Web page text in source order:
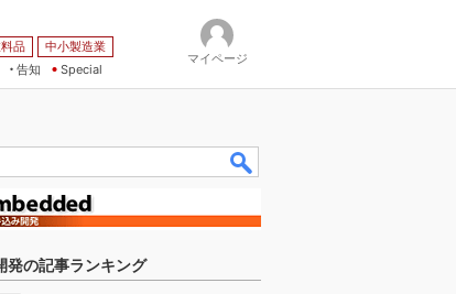
品
中小製造業
告知 Special
マイページ
発の記事ランキング